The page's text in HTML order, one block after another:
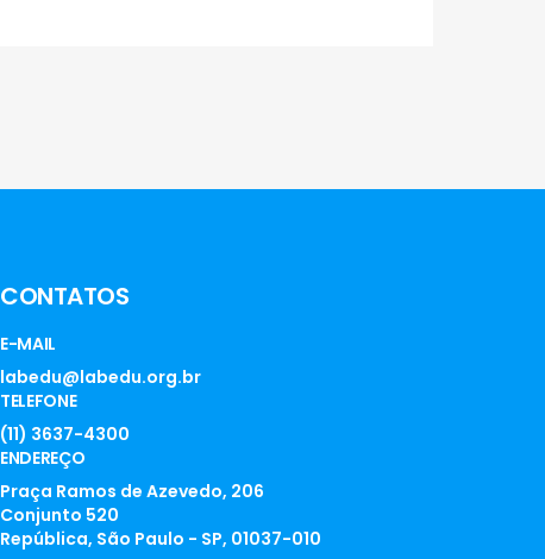
CONTATOS
E-MAIL
labedu@labedu.org.br
TELEFONE
(11) 3637-4300
ENDEREÇO
Praça Ramos de Azevedo, 206
Conjunto 520
República, São Paulo - SP, 01037-010